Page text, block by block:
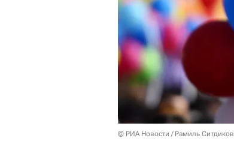
© РИА Новости / Рамиль Ситдиков